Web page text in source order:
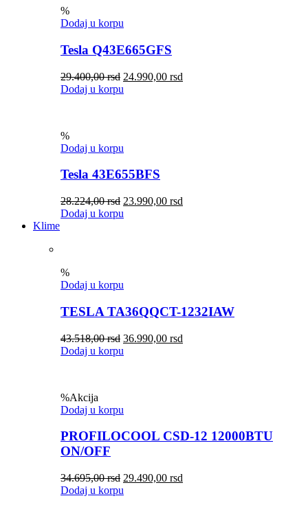
%
Dodaj u korpu
Tesla Q43E665GFS
29.400,00rsd 24.990,00 rsd
Dodaj u korpu
%
Dodaj u korpu
Tesla 43E655BFS
28.224,00rsd 23.990,00 rsd
Dodaj u korpu
Klime
%
Dodaj u korpu
TESLA TA36QQCT-1232IAW
43.518,00rsd 36.990,00 rsd
Dodaj u korpu
%Akcija
Dodaj u korpu
PROFILOCOOL CSD-12 12000BTU
ON/OFF
34.695,00rsd 29.490,00 rsd
Dodaj u korpu